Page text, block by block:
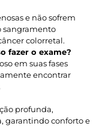
e não sofrem
sangramento
colorretal.
fazer o exame?
em suas fases
encontrar
profunda,
garantindo conforto e